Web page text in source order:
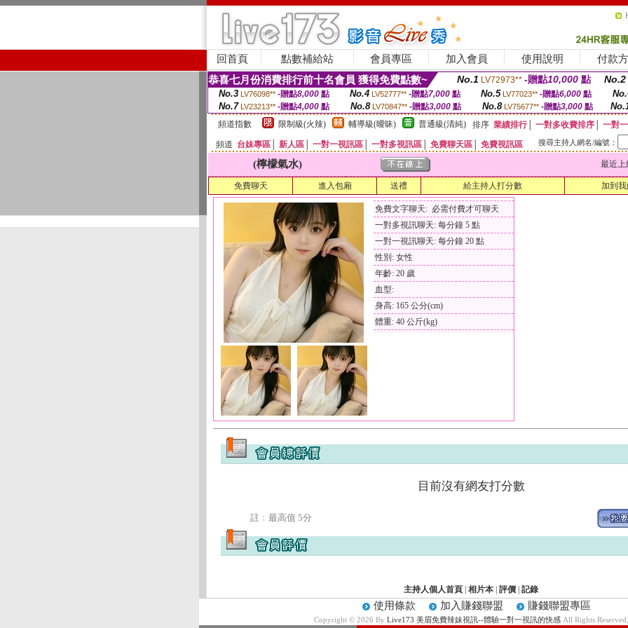
回首頁 點數補給站 會員專區 加入會員 使用說明 付款
恭喜七月份消費排行前十名會員 獲得免費點數~ No.1 LV72973** -贈點10,000 點 No.2
No.3 LV76098** -贈點8,000點 No.4 LV52777** -贈點7,000點 No.5 LV77023** -贈點6,000點
No.7 LV23213** -贈點4,000 點 No.8 LV70847** -贈點3,000 點 No.8 LV75677** -贈點3,000點
頻道指數 限制級(火辣) 輔導級(曖昧) 普通級(清純) 排序 業績排行│ 一對多收費排序
一對
頻道 台妹專區 新人區 一對一視訊區 一對多視訊區 免費聊天區 免費視訊區 搜尋主持人網名/編號：
(檸檬氣水) 最近上
免費聊天 進入包廂 送禮 給主持人打分數 加到
免費文字聊天: 必需付費才可聊天
一對多視訊聊天: 每分鐘 5 點
一對一視訊聊天: 每分鐘 20 點
性別: 女性
年齡: 20 歲
血型:
身高: 165 公分(cm)
體重: 40 公斤(kg)
目前沒有網友打分數
註﹕最高值 5分
主持人個人首頁 相片本 評價 記錄
使用條款 加入賺錢聯盟 賺錢聯盟專區
Copyright © 2026 By Live173 美眉免費辣妹視訊--體驗一對一視訊的快感All Rights Reserved.